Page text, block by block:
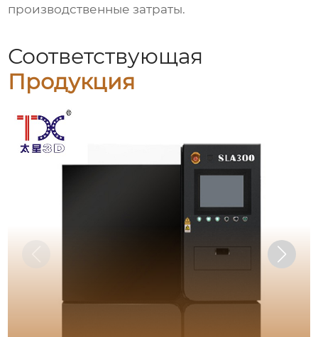
производственные затраты.
Соответствующая
Продукция